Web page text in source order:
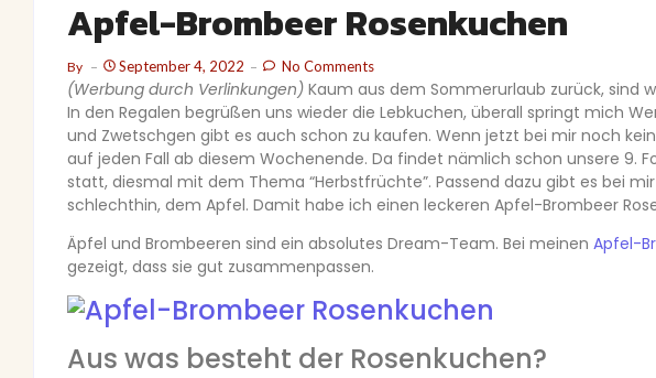
Apfel-Brombeer Rosenkuchen
By September 4, 2022 No Comments
(Werbung durch Verlinkungen) Kaum aus dem Sommerurlaub zurück, sind
In den Regalen begrüßen uns wieder die Lebkuchen, überall springt mich
und Zwetschgen gibt es auch schon zu kaufen. Wenn jetzt bei mir noch
auf jeden Fall ab diesem Wochenende. Da findet nämlich schon unsere 9.
statt, diesmal mit dem Thema “Herbstfrüchte”. Passend dazu gibt es bei
schlechthin, dem Apfel. Damit habe ich einen leckeren Apfel-Brombeer
Äpfel und Brombeeren sind ein absolutes Dream-Team. Bei meinen Apfel-
gezeigt, dass sie gut zusammenpassen.
Aus was besteht der Rosenkuchen?